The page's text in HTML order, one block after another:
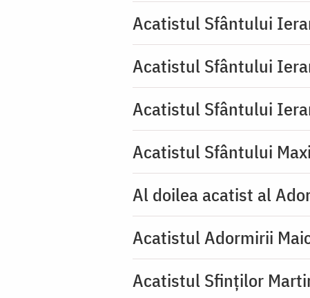
Acatistul Sfântului
Acatistul Sfântului
Acatistul Sfântului
Acatistul Sfântului
Al doilea acatist al
Acatistul Adormirii
Acatistul Sfinților